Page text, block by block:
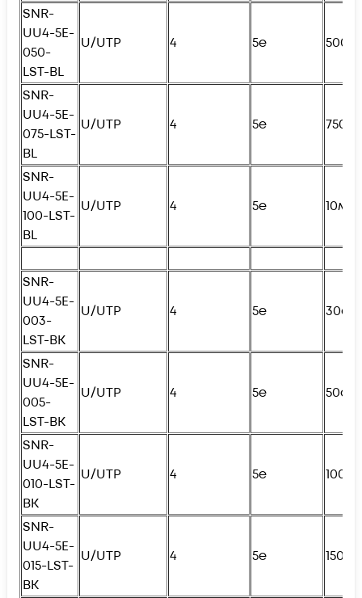
SNR-
UU4-5E-
050-
LST-BL
U/UTP 4 5e
SNR-
UU4-5E-
075-LST-
BL
U/UTP 4 5e
SNR-
UU4-5E-
100-LST-
BL
U/UTP 4 5e 10м
SNR-
UU4-5E-
003-
LST-BK
U/UTP 4 5e 30см
SNR-
UU4-5E-
005-
LST-BK
U/UTP 4 5e 50см
SNR-
UU4-5E-
010-LST-
BK
U/UTP 4 5e
SNR-
UU4-5E-
015-LST-
BK
U/UTP 4 5e 150см